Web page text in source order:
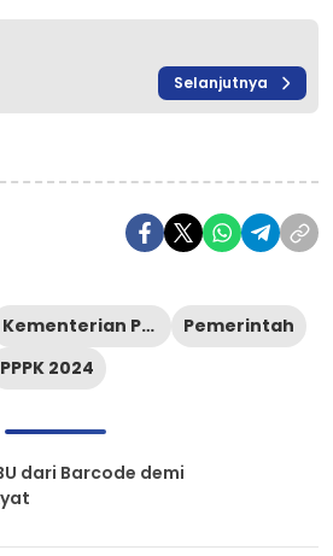
Selanjutnya
Kementerian PANRB
Pemerintah
PPPK 2024
dari Barcode demi